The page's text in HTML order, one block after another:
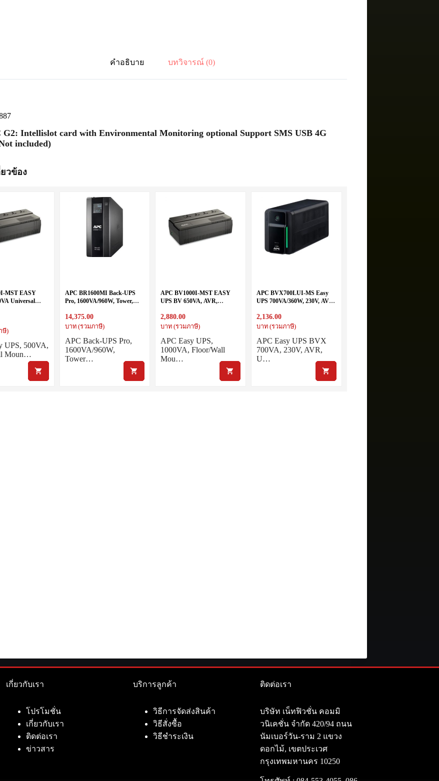
(Not
ชิ้น
คำอธิบาย บทวิจารณ์ (0)
G2: Intellislot card with Environmental Monitoring optional Support SMS USB 4G
included)
วข้อง
MST EASY
Universal
ษี)
UPS, 500VA,
Moun…
APC BR1600MI Back-UPS
Pro, 1600VA/960W, Tower,
AVR, LCD, User Replaceable
Battery
14,375.00
บาท (รวมภาษี)
APC Back-UPS Pro,
1600VA/960W,
Tower…
APC BV1000I-MST EASY
UPS BV 650VA, AVR,
2,880.00
บาท (รวมภาษี)
APC Easy UPS,
1000VA, Floor/Wall
Mou…
APC BVX700LUI-MS Easy
UPS 700VA/360W, 230V, AVR,
2,136.00
บาท (รวมภาษี)
APC Easy UPS BVX
700VA, 230V, AVR,
U…
เกี่ยวกับเรา
โปรโมชั่น
เกี่ยวกับเรา
ติดต่อเรา
ข่าวสาร
บริการลูกค้า
วิธีการจัดส่งสินค้า
วิธีสั่งซื้อ
วิธีชำระเงิน
ติดต่อเรา
บริษัท เน็ทฟิวชั่น คอมมิ
วนิเคชั่น จำกัด 420/94 ถนน
นัมเบอร์วัน-ราม 2 แขวง
ดอกไม้, เขตประเวศ
กรุงเทพมหานคร 10250